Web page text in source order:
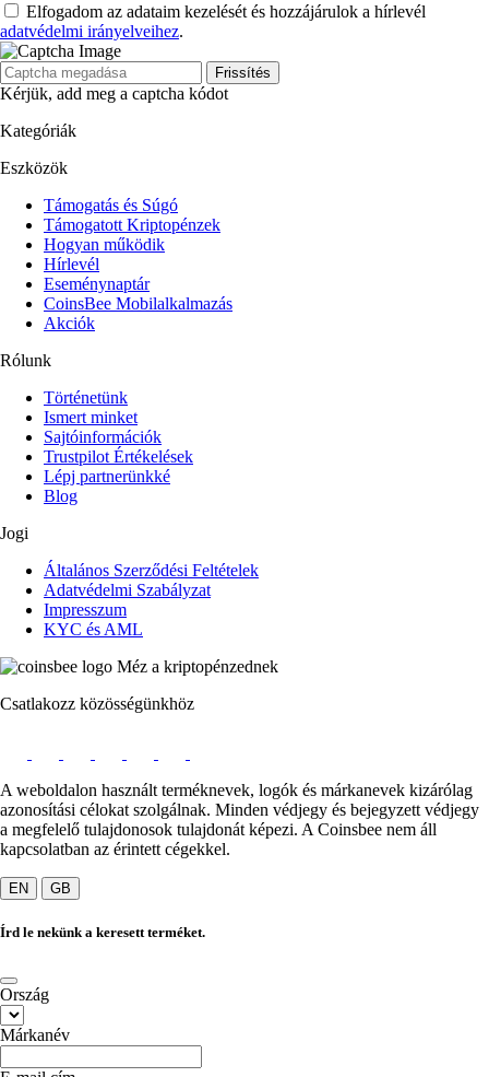
Elfogadom az adataim kezelését és hozzájárulok a hírlevél
adatvédelmi irányelveihez.
Frissítés
Kérjük, add meg a captcha kódot
Kategóriák
Eszközök
Támogatás és Súgó
Támogatott Kriptopénzek
Hogyan működik
Hírlevél
Eseménynaptár
CoinsBee Mobilalkalmazás
Akciók
Rólunk
Történetünk
Ismert minket
Sajtóinformációk
Trustpilot Értékelések
Lépj partnerünkké
Blog
Jogi
Általános Szerződési Feltételek
Adatvédelmi Szabályzat
Impresszum
KYC és AML
Méz a kriptopénzednek
Csatlakozz közösségünkhöz
A weboldalon használt terméknevek, logók és márkanevek kizárólag
azonosítási célokat szolgálnak. Minden védjegy és bejegyzett védjegy
a megfelelő tulajdonosok tulajdonát képezi. A Coinsbee nem áll
kapcsolatban az érintett cégekkel.
EN GB
Írd le nekünk a keresett terméket.
Ország
Márkanév